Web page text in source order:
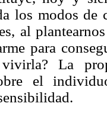
los modos
al
para
La
el